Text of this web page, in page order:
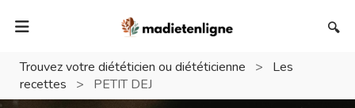
🔍
Trouvez votre diététicien ou diététicienne >
Les
recettes
> PETIT DEJ